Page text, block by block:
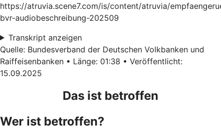
https://atruvia.scene7.com/is/content/atruvia/
bvr-audiobeschreibung-202509
Transkript anzeigen
Quelle: Bundesverband der Deutschen Volkbanken und
Raiffeisenbanken • Länge: 01:38 • Veröffentlicht:
15.09.2025
Das ist betroffen
Wer ist betroffen?